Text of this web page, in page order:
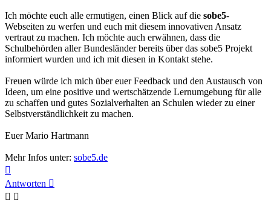
Ich möchte euch alle ermutigen, einen Blick auf die sobe5-
Webseiten zu werfen und euch mit diesem innovativen Ansatz
vertraut zu machen. Ich möchte auch erwähnen, dass die
Schulbehörden aller Bundesländer bereits über das sobe5 Projekt
informiert wurden und ich mit diesen in Kontakt stehe.
Freuen würde ich mich über euer Feedback und den Austausch von
Ideen, um eine positive und wertschätzende Lernumgebung für alle
zu schaffen und gutes Sozialverhalten an Schulen wieder zu einer
Selbstverständlichkeit zu machen.
Euer Mario Hartmann
Mehr Infos unter: sobe5.de
oben
Antworten